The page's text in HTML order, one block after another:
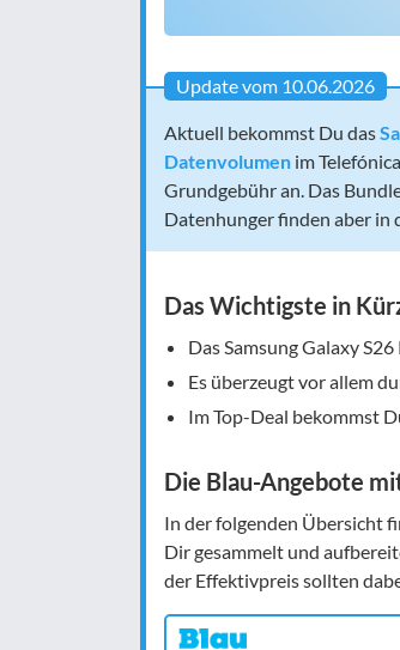
Update vom 10.06.2026
Aktuell bekommst Du das
Datenvolumen im
Grundgebühr an. Das
Datenhunger finden aber in
Das Wichtigste in
Das Samsung Galaxy
Es überzeugt vor allem
Im Top-Deal bekommst
Die Blau-Angebote
In der folgenden Übersicht
Dir gesammelt und
der Effektivpreis sollten